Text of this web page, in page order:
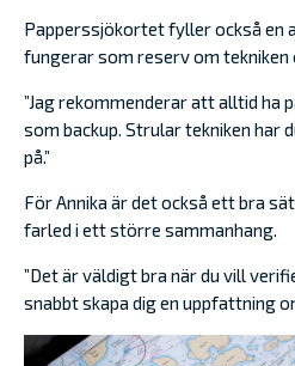
Papperssjökortet fyller också en
fungerar som reserv om tekniken
”Jag rekommenderar att alltid ha
som backup. Strular tekniken
på.”
För Annika är det också ett bra
farled i ett större sammanhang.
”Det är väldigt bra när du vill
snabbt skapa dig en uppfattning